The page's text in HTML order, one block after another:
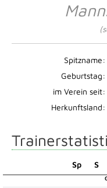
Spitzname:
Geburtstag:
im Verein seit:
Herkunftsland:
Sp S